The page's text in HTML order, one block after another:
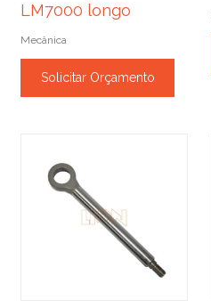
LM7000 longo
Mecânica
Solicitar Orçamento